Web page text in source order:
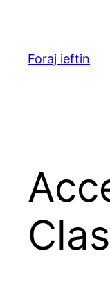
content
Foraj ieftin